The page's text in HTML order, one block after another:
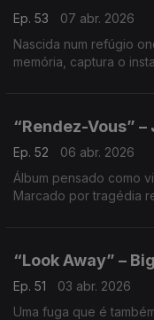
Ep. 53
07 abr. 2026
Nascida num refúgio
memória, captura o
“Rendez-Vous”
Ep. 52
06 abr. 2026
Álbum pensado como
Marcado por tragédia
“Look Away” –
Ep. 51
03 abr. 2026
Uma fuga que é